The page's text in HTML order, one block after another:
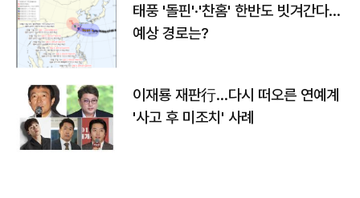
태풍 '돌핀'·'찬홈' 한반도 빗겨간다…
예상 경로는?
이재룡 재판行…다시 떠오른 연예계
'사고 후 미조치' 사례